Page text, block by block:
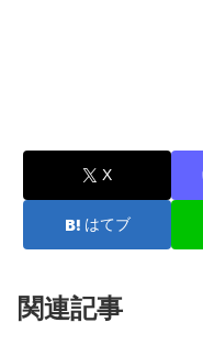
X
はてブ
関連記事